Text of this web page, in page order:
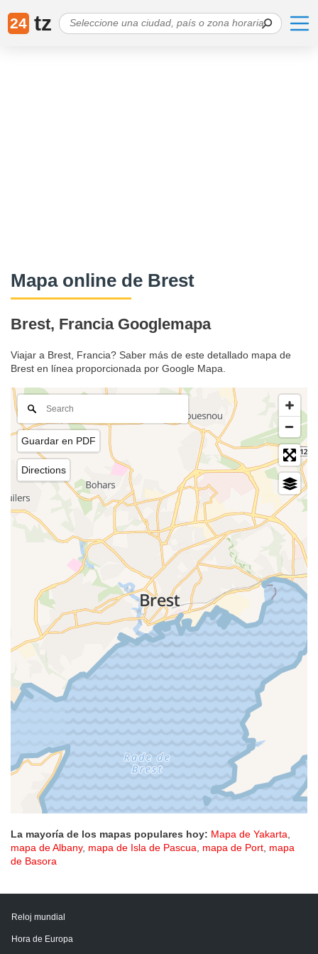
24 tz
Mapa online de Brest
Brest, Francia Googlemapa
Viajar a Brest, Francia? Saber más de este detallado mapa de
Brest en línea proporcionada por Google Mapa.
Guardar en PDF
Directions
La mayoría de los mapas populares hoy: Mapa de Yakarta,
mapa de Albany, mapa de Isla de Pascua, mapa de Port, mapa
de Basora
Reloj mundial
Hora de Europa